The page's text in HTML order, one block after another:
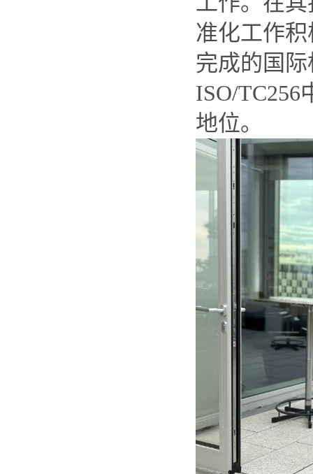
准化工作
完成的国
ISO/
地位。